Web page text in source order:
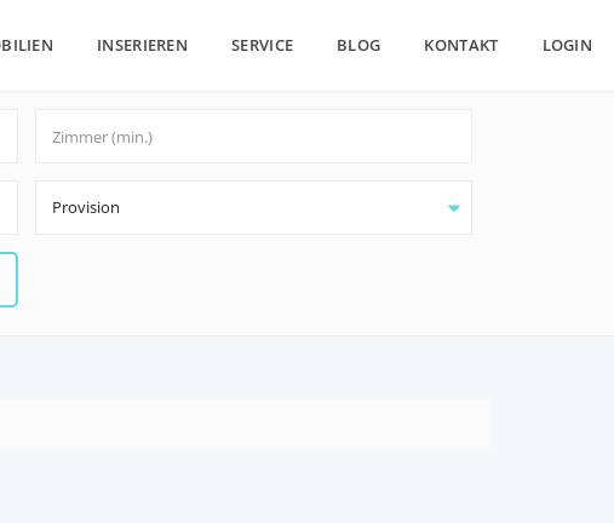
INSERIEREN SERVICE BLOG KONTAKT LOGIN
Provision